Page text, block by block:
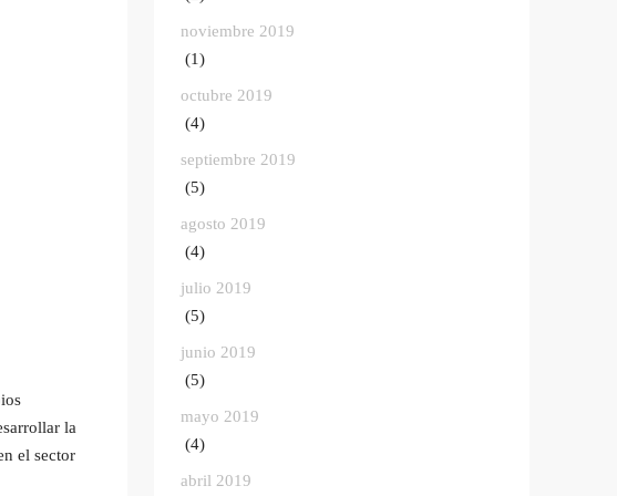
la
el sector
noviembre 2019
(1)
octubre 2019
(4)
septiembre 2019
(5)
agosto 2019
(4)
julio 2019
(5)
junio 2019
(5)
mayo 2019
(4)
abril 2019